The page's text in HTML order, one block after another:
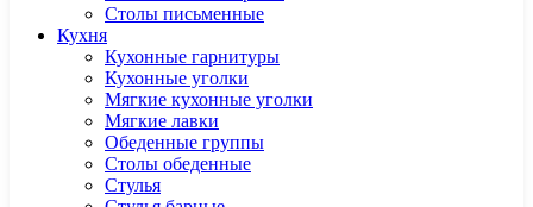
Столы письменные
Кухня
Кухонные гарнитуры
Кухонные уголки
Мягкие кухонные уголки
Мягкие лавки
Обеденные группы
Столы обеденные
Стулья